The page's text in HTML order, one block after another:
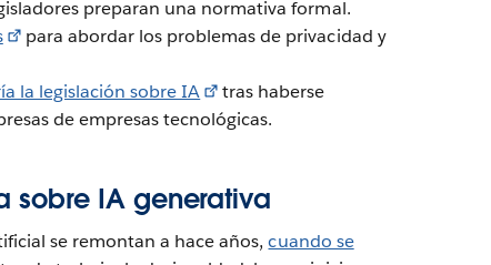
preparan una normativa formal.
para abordar los problemas de privacidad y
la legislación sobre IA
tras haberse
de empresas tecnológicas.
sobre IA generativa
se remontan a hace años,cuando se